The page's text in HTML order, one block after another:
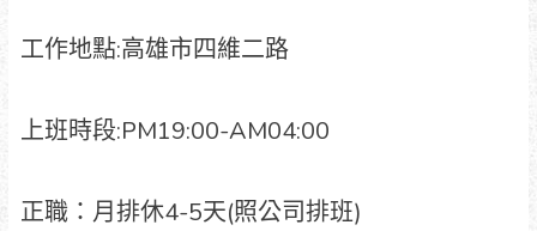
工作地點:高雄市四維二路
上班時段:PM19:00-AM04:00
正職：月排休4-5天(照公司排班)